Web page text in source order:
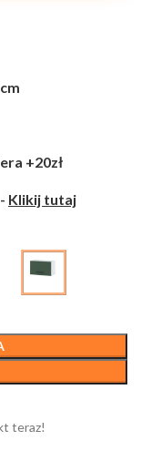
+20zł
Klikij tutaj
teraz!